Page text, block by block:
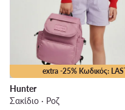
extra -25% Κωδικός:
Hunter
Σακίδιο · Ροζ